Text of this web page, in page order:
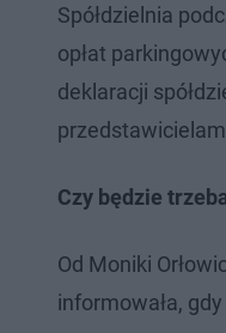
Spółdzielnia
opłat
deklaracji
Czy będzie
Od Moniki
informowała,